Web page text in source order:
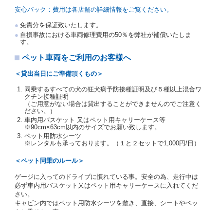
の運転免許証を提示するものとします。
交通局長通達「レンタカーに関する基本通達」（自
旅第138号 平成7年6月13日）の２．(10)及び(11)の
注２）運転免許証とは、道路交通法第９２条に規定
される運転免許証のうち、道路交通法施行規則第１
９条別記様式第１４の書式の運転免許証をいいま
す。
当社は、貸渡契約の締結にあたり、借受人及び運転者
に対し、運転免許証のほかに本人確認ができる書類の
提示を求め、及び提出された書類の写しをとることが
あります。
当社は、貸渡契約の締結にあたり、借受期間中に借受
人及び運転者と連絡するための携帯電話番号等の告知
を求めます。
レジットカード若しくは現金による支払いを求め、又
借受人は契約後の借受期間の延長はできないものとし
ます。
当社は、借受人又は運転者が前3項に従わない場合
安心パック：費用は各店舗の詳細情報をご覧ください。
免責分を保証致いたします。
自損事故における車両修理費用の50％を弊社が補償いたしま
す。
ペット車両をご利用のお客様へ
＜貸出当日にご準備頂くもの＞
同乗するすべての犬の狂犬病予防接種証明及び５種以上混合ワ
クチン接種証明
（ご用意がない場合は貸出することができませんのでご注意く
ださい。）
車内用バスケット 又はペット用キャリーケース等
※90cm×63cm以内のサイズでお願い致します。
ペット用防水シーツ
※レンタルも承っております。（１と２セットで1,000円/日）
＜ペット同乗のルール＞
ゲージに入ってのドライブに慣れている事。安全の為、走行中は
必ず車内用バスケット又はペット用キャリーケースに入れてくだ
さい。
キャビン内ではペット用防水シーツを敷き、直接、シートやベッ